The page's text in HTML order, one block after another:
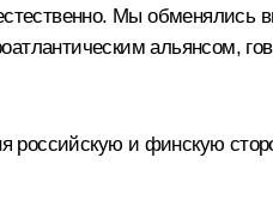
Мы обменялись
альянсом,
российскую и финскую